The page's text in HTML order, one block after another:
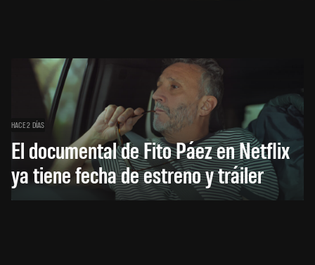
HACE 2 DÍAS
El documental de Fito Páez en Netflix
ya tiene fecha de estreno y tráiler